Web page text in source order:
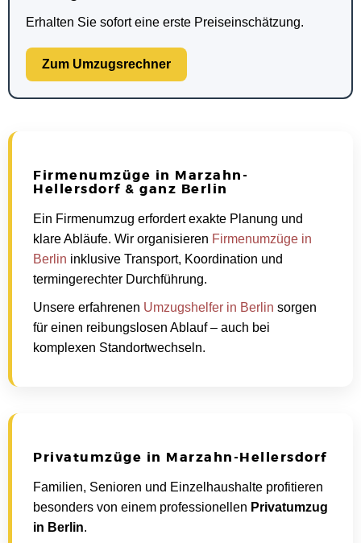
Erhalten Sie sofort eine erste Preiseinschätzung.
Zum Umzugsrechner
Firmenumzüge in Marzahn-
Hellersdorf & ganz Berlin
Ein Firmenumzug erfordert exakte Planung und
klare Abläufe. Wir organisieren Firmenumzüge in
Berlin inklusive Transport, Koordination und
termingerechter Durchführung.
Unsere erfahrenen Umzugshelfer in Berlin sorgen
für einen reibungslosen Ablauf – auch bei
komplexen Standortwechseln.
Privatumzüge in Marzahn-Hellersdorf
Familien, Senioren und Einzelhaushalte profitieren
besonders von einem professionellen Privatumzug
in Berlin.